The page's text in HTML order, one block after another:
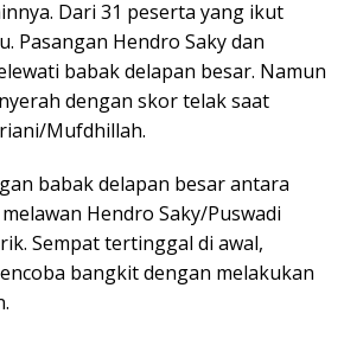
Dari 31 peserta yang ikut
Pasangan Hendro Saky dan
babak delapan besar. Namun
dengan skor telak saat
Mufdhillah.
babak delapan besar antara
Hendro Saky/Puswadi
Sempat tertinggal di awal,
bangkit dengan melakukan